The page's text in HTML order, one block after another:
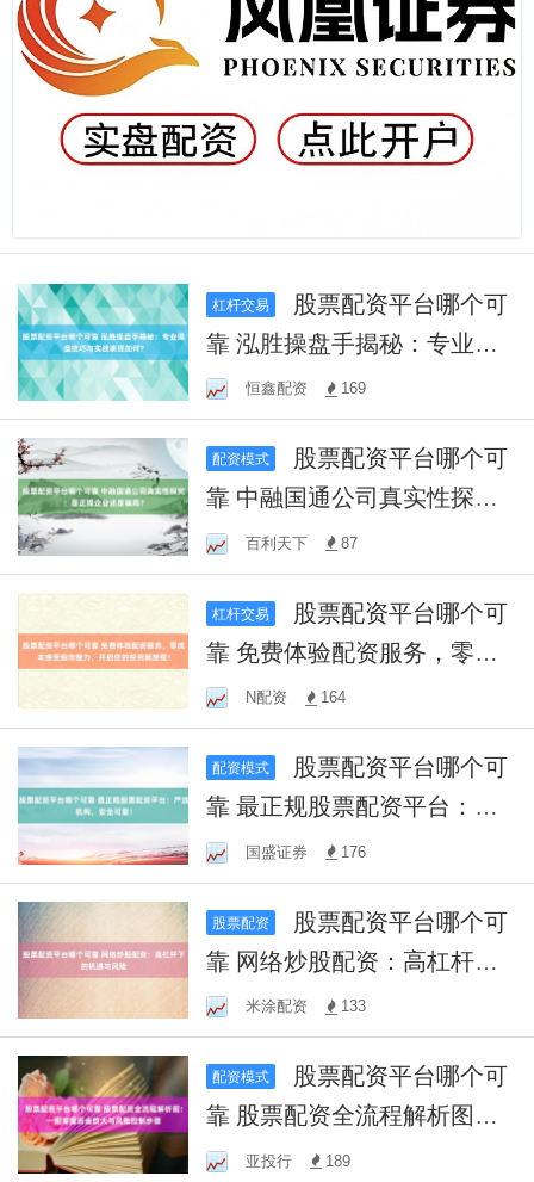
杠杆交易
靠 泓胜操盘手揭秘：专业操
盘技巧与实战表现如何？
恒鑫配资 169
配资模式
靠 中融国通公司真实性探
究：是正规企业还是骗局？
百利天下 87
杠杆交易
靠 免费体验配资服务，零成
本感受股市魅力，开启您的
投资新旅程！
N配资 164
配资模式
靠 最正规股票配资平台：严
选机构，安全可靠！
国盛证券 176
股票配资
靠 网络炒股配资：高杠杆下
的机遇与风险
米涂配资 133
配资模式
靠 股票配资全流程解析图：
一图掌握资金放大与风险控
亚投行 189